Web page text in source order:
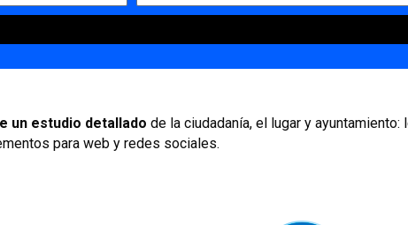
un estudio detallado de la ciudadanía, el lugar y ayuntamiento:
para web y redes sociales.